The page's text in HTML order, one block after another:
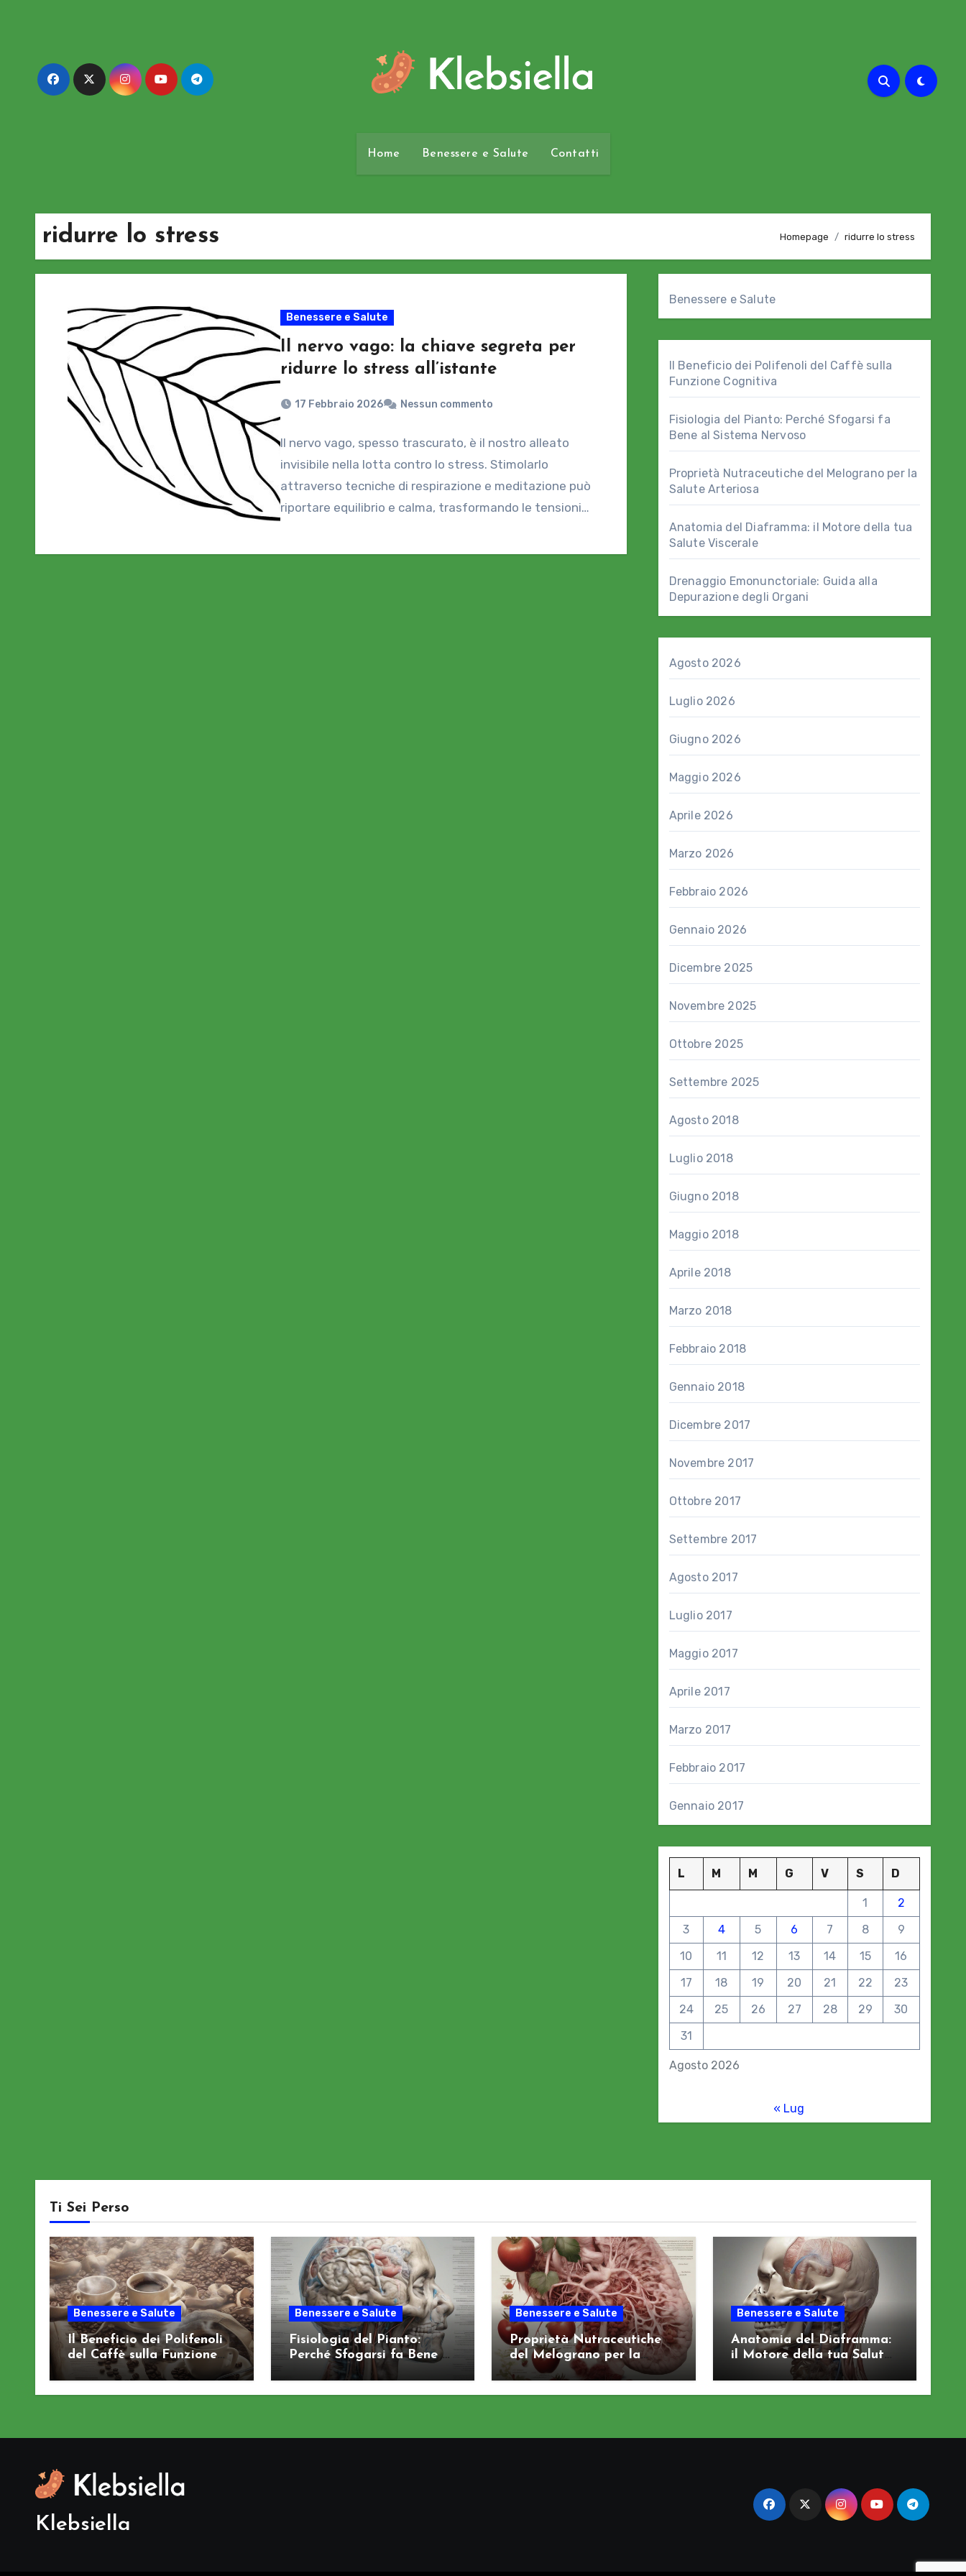
Home Benessere e Salute Contatti
ridurre lo stress Homepage ridurre lo stress
Benessere e Salute
Il nervo vago: la chiave segreta per
ridurre lo stress all’istante
17 Febbraio 2026 Nessun commento
Il nervo vago, spesso trascurato, è il nostro alleato
invisibile nella lotta contro lo stress. Stimolarlo
attraverso tecniche di respirazione e meditazione può
riportare equilibrio e calma, trasformando le tensioni…
Benessere e Salute
Il Beneficio dei Polifenoli del Caffè sulla
Funzione Cognitiva
Fisiologia del Pianto: Perché Sfogarsi fa
Bene al Sistema Nervoso
Proprietà Nutraceutiche del Melograno per la
Salute Arteriosa
Anatomia del Diaframma: il Motore della tua
Salute Viscerale
Drenaggio Emonunctoriale: Guida alla
Depurazione degli Organi
Agosto 2026
Luglio 2026
Giugno 2026
Maggio 2026
Aprile 2026
Marzo 2026
Febbraio 2026
Gennaio 2026
Dicembre 2025
Novembre 2025
Ottobre 2025
Settembre 2025
Agosto 2018
Luglio 2018
Giugno 2018
Maggio 2018
Aprile 2018
Marzo 2018
Febbraio 2018
Gennaio 2018
Dicembre 2017
Novembre 2017
Ottobre 2017
Settembre 2017
Agosto 2017
Luglio 2017
Maggio 2017
Aprile 2017
Marzo 2017
Febbraio 2017
Gennaio 2017
Agosto 2026
L M M G V S D
1
2
3
4 5 6 7 8
9
10
11 12 13 14 15
16
17
18 19 20 21 22
23
24
25 26 27 28 29
30
31
« Lug
Ti Sei Perso
Benessere e Salute
Il Beneficio dei Polifenoli
del Caffè sulla Funzione
Cognitiva
Benessere e Salute
Fisiologia del Pianto:
Perché Sfogarsi fa Bene al
Sistema Nervoso
Benessere e Salute
Proprietà Nutraceutiche
del Melograno per la
Salute Arteriosa
Benessere e Salute
Anatomia del Diaframma:
il Motore della tua Salute
Klebsiella